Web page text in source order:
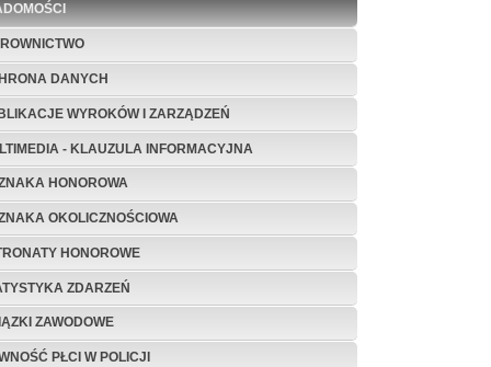
DANYCH
WYROKÓW I ZARZĄDZEŃ
- KLAUZULA INFORMACYJNA
HONOROWA
OKOLICZNOŚCIOWA
HONOROWE
ZDARZEŃ
ZAWODOWE
PŁCI W POLICJI